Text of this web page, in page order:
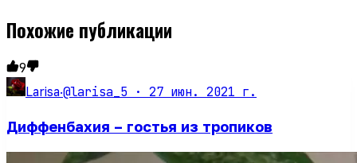
Похожие публикации
9
Larisa·@larisa_5 · 27 июн. 2021 г.
Диффенбахия – гостья из тропиков